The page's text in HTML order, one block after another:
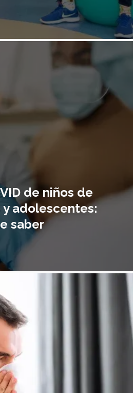
de niños de
y adolescentes:
saber